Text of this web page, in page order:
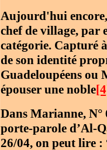
Aujourd'hui
chef de village, par
catégorie. Capturé
de son identité
Guadeloupéens ou
épouser une noble
Dans Marianne, N°
porte-parole d’Al-
26/04, on peut lire :